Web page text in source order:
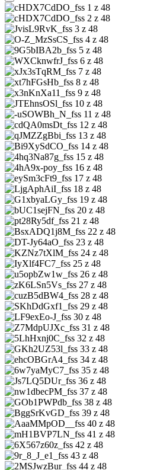
1 z 48
2 z 48
3 z 48
4 z 48
5 z 48
6 z 48
7 z 48
8 z 48
9 z 48
10 z 48
11 z 48
12 z 48
13 z 48
14 z 48
15 z 48
16 z 48
17 z 48
18 z 48
19 z 48
20 z 48
21 z 48
22 z 48
23 z 48
24 z 48
25 z 48
26 z 48
27 z 48
28 z 48
29 z 48
30 z 48
31 z 48
32 z 48
33 z 48
34 z 48
35 z 48
36 z 48
37 z 48
38 z 48
39 z 48
40 z 48
41 z 48
42 z 48
43 z 48
44 z 48